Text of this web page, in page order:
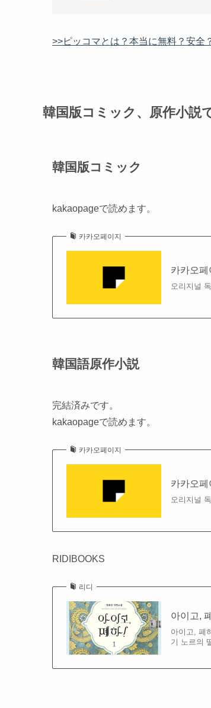
>>ピッコマとは？本当に無料？安全
韓国版コミック、原作小説
韓国版コミック
kakaopageで読めます。
카카오페이지
카카오페
오리지널
韓国語原作小説
完結済みです。
kakaopageで読めます。
카카오페이지
카카오페
오리지널
RIDIBOOKS
리디
아이고,
아이고, 폐
기 노르의